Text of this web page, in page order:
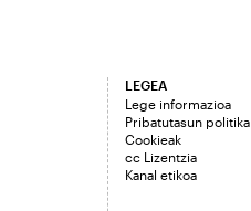
LEGEA
Lege informazioa
Pribatutasun politika
Cookieak
cc Lizentzia
Kanal etikoa